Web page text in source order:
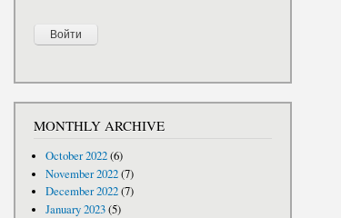
MONTHLY ARCHIVE
October 2022(6)
November 2022(7)
December 2022(7)
January 2023(5)